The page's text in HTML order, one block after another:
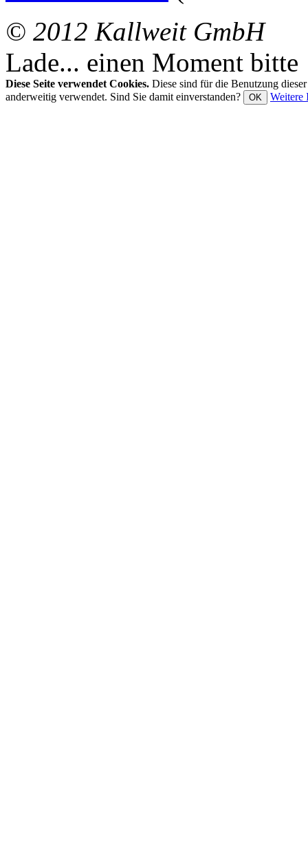
© 2012 Kallweit GmbH
Lade... einen Moment bitte
Diese Seite verwendet Cookies. Diese sind für die Benutzung
anderweitig verwendet. Sind Sie damit einverstanden?
OK Weitere